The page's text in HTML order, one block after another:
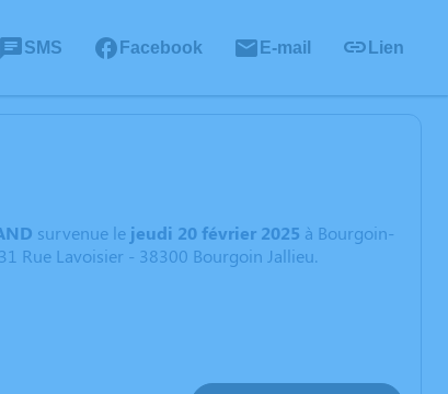
SMS Facebook E-mail Lien
survenue le jeudi 20 février 2025 à Bourgoin-
Rue Lavoisier - 38300 Bourgoin Jallieu.